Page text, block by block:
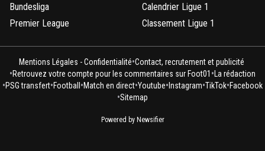
Bundesliga
Premier League
Calendrier Ligue 1
Classement Ligue 1
Mentions Légales - Confidentialité•Contact, recrutement et publicité
•Retrouvez votre compte pour les commentaires sur Foot01 • La rédaction
•PSG transfert•Football •Match en direct•Youtube• Instagram•TikTok•Facebook
•Sitemap
Powered by Newsifier